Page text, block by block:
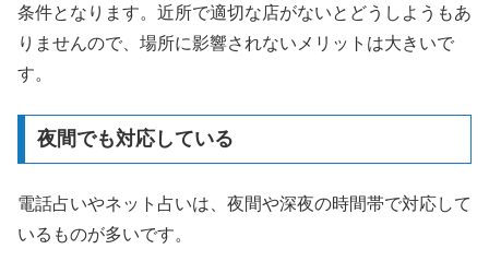
条件となります。近所で適切な店がないとどうしようもあ
りませんので、場所に影響されないメリットは大きいで
す。
夜間でも対応している
電話占いやネット占いは、夜間や深夜の時間帯で対応して
いるものが多いです。